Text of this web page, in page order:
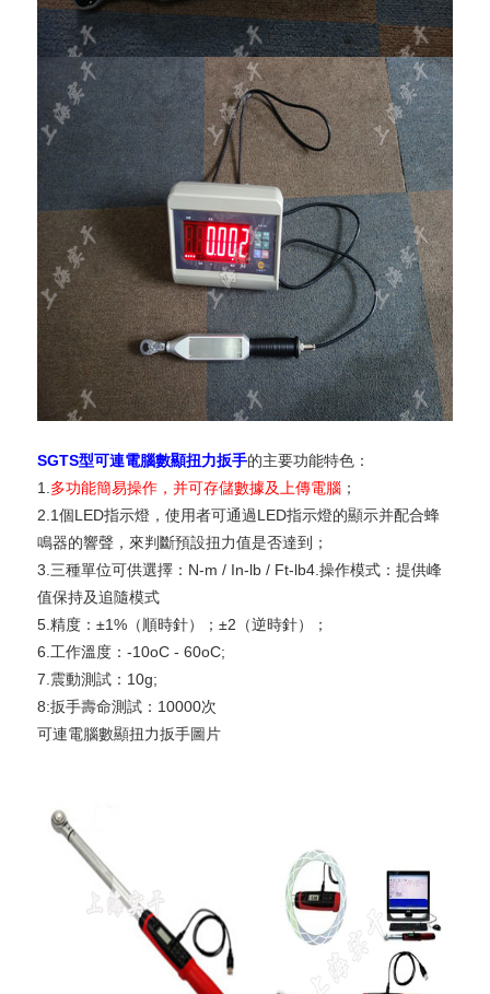
SGTS型可連電腦數顯扭力扳手的主要功能特色：
1. 多功能簡易操作，并可存儲數據及上傳電腦；
2.1個LED指示燈，使用者可通過LED指示燈的顯示并配合蜂
鳴器的響聲，來判斷預設扭力值是否達到；
3.三種單位可供選擇：N-m / In-lb / Ft-lb4.操作模式：提供峰
值保持及追隨模式
5.精度：±1%（順時針）；±2（逆時針）；
6.工作溫度：-10oC - 60oC;
7.震動測試：10g;
8:扳手壽命測試：10000次
可連電腦數顯扭力扳手圖片